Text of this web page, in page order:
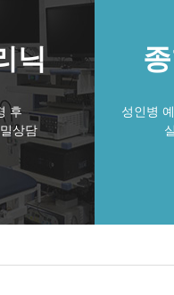
닉
후
상담
성인병